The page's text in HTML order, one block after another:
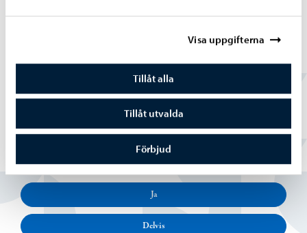
Visa uppgifterna
Tillåt alla
Tillåt utvalda
Förbjud
Hittade du vad du sökte?
Ja
Delvis